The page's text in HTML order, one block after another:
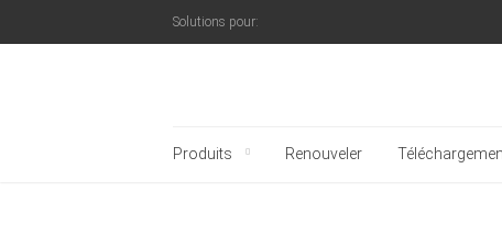
Solutions pour:
Produits Renouveler